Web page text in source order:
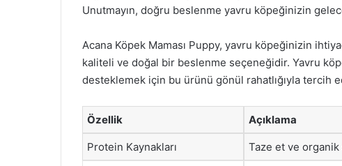
Unutmayın, doğru beslenme yavru köpeğinizin
Acana Köpek Maması Puppy, yavru köpeğinizin
kaliteli ve doğal bir beslenme seçeneğidir. Yavru
desteklemek için bu ürünü gönül rahatlığıyla tercih
Özellik Açıklama
Protein Kaynakları Taze et ve